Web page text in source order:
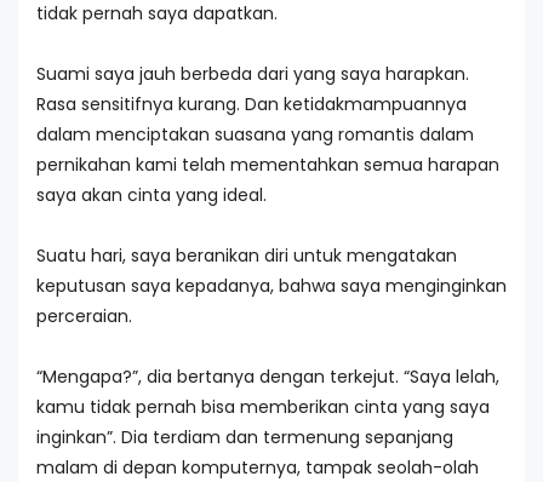
tidak pernah saya dapatkan.
Suami saya jauh berbeda dari yang saya harapkan.
Rasa sensitifnya kurang. Dan ketidakmampuannya
dalam menciptakan suasana yang romantis dalam
pernikahan kami telah mementahkan semua harapan
saya akan cinta yang ideal.
Suatu hari, saya beranikan diri untuk mengatakan
keputusan saya kepadanya, bahwa saya menginginkan
perceraian.
“Mengapa?”, dia bertanya dengan terkejut. “Saya lelah,
kamu tidak pernah bisa memberikan cinta yang saya
inginkan”. Dia terdiam dan termenung sepanjang
malam di depan komputernya, tampak seolah-olah